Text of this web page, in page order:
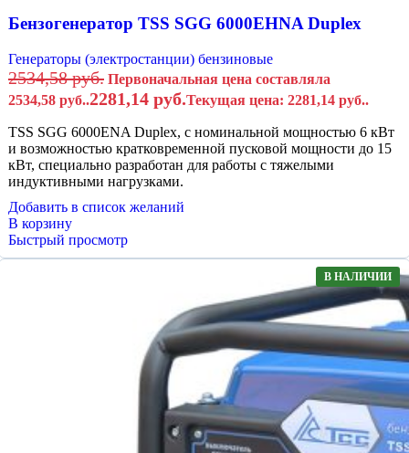
Бензогенератор TSS SGG 6000EHNA Duplex
Генераторы (электростанции) бензиновые
2534,58руб. Первоначальная цена составляла
2534,58 руб..2281,14 руб.Текущая цена: 2281,14 руб..
TSS SGG 6000ENA Duplex, с номинальной мощностью 6 кВт
и возможностью кратковременной пусковой мощности до 15
кВт, специально разработан для работы с тяжелыми
индуктивными нагрузками.
Добавить в список желаний
В корзину
Быстрый просмотр
В НАЛИЧИИ